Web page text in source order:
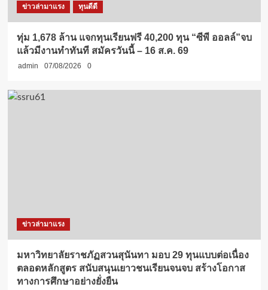
ข่าวล่ามาแรง ทุนดีดี
ทุ่ม 1,678 ล้าน แจกทุนเรียนฟรี 40,200 ทุน “ซีพี ออลล์”จบ
แล้วมีงานทำทันที สมัครวันนี้ – 16 ส.ค. 69
admin 07/08/2026 0
ข่าวล่ามาแรง
มหาวิทยาลัยราชภัฏสวนสุนันทา มอบ 29 ทุนแบบต่อเนื่อง
ตลอดหลักสูตร สนับสนุนเยาวชนเรียนจนจบ สร้างโอกาส
ทางการศึกษาอย่างยั่งยืน